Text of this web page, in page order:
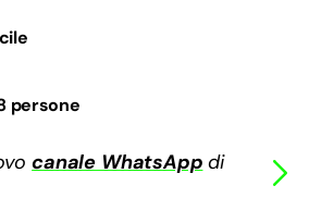
persone
canale WhatsApp di